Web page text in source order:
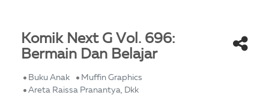
Komik Next G Vol. 696:
Bermain Dan Belajar
Buku Anak
Muffin Graphics
Areta Raissa Pranantya, Dkk